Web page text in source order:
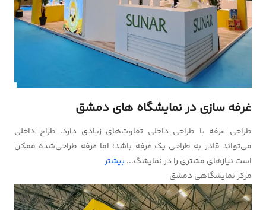
غرفه سازی در نمایشگاه های دمشق
طراحی غرفه با طراحی داخلی تفاوت‌های زیادی دارد. طراح داخلی
می‌تواند قادر به طراحی یک غرفه باشد؛ اما غرفه طراحی‌شده ممکن
است نیازهای مشتری را در نمایشگ... بیشتر
مرکز نمایشگاهی دمشق